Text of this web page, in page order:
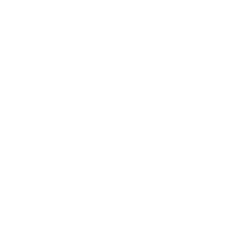
mercadorias, cultivo de
conta com forte
civil. A cidade foi até
como a 28º melhor
rica cultura e por ser um
ser bonito em qualquer
da cidade é possível